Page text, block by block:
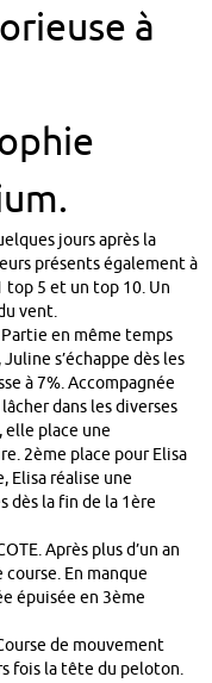
à
jours après la
présents également à
top 5 et un top 10. Un
vent.
en même temps
s’échappe dès les
à 7%. Accompagnée
dans les diverses
elle place une
2ème place pour Elisa
Elisa réalise une
dès la fin de la 1ère
Après plus d’un an
course. En manque
épuisée en 3ème
de mouvement
fois la tête du peloton.